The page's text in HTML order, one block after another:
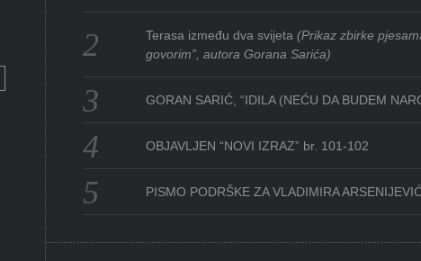
Terasa između dva svijeta(Prikaz zbirke
govorim”, autora Gorana Sarića)
GORAN SARIĆ, “IDILA (NEĆU DA BUDEM
OBJAVLJEN “NOVI IZRAZ” br. 101-102
PISMO PODRŠKE ZA VLADIMIRA